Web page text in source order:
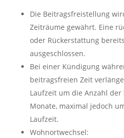
Die Beitragsfreistellung
Zeiträume gewährt. Eine
oder Rückerstattung
ausgeschlossen.
Bei einer Kündigung
beitragsfreien Zeit
Laufzeit um die Anzahl
Monate, maximal jedoch
Laufzeit.
Wohnortwechsel: